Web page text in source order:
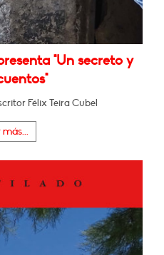
"Un secreto y
Félix Teira Cubel
más...